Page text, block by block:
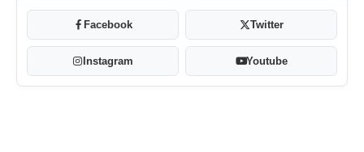
Facebook Twitter
Instagram Youtube